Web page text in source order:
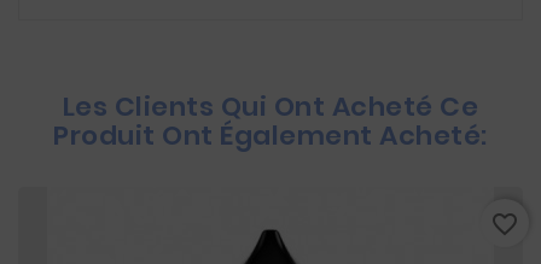
Les Clients Qui Ont Acheté Ce
Produit Ont Également Acheté:
favorite_border